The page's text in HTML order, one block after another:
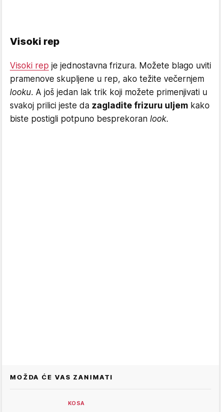
Visoki rep
Visoki rep je jednostavna frizura. Možete blago uviti
pramenove skupljene u rep, ako težite večernjem
looku. A još jedan lak trik koji možete primenjivati u
svakoj prilici jeste da zagladite frizuru uljem kako
biste postigli potpuno besprekoran look.
MOŽDA ĆE VAS ZANIMATI
KOSA